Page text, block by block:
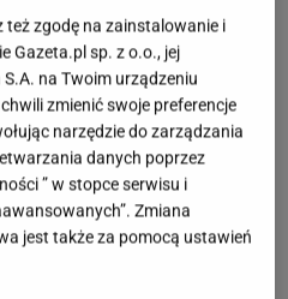
jasne ściany oraz
wprowadzają do
jest również
musi być dobrze
w użytkowaniu. By
bez dużych wydatków,
Zamiast
postawić na akcesoria:
też zgodę na zainstalowanie i
Gazeta.pl sp. z o.o., jej
na Twoim urządzeniu
zmienić swoje preferencje
narzędzie do zarządzania
danych poprzez
” w stopce serwisu i
Zmiana
jest także za pomocą ustawień